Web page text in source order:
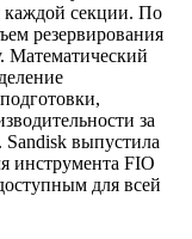
каждой секции. По
резервирования
Математический
за
выпустила
инструмента FIO
для всей